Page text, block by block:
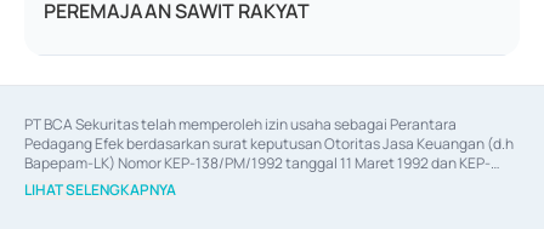
PEREMAJAAN SAWIT RAKYAT
PT BCA Sekuritas telah memperoleh izin usaha sebagai Perantara
Pedagang Efek berdasarkan surat keputusan Otoritas Jasa Keuangan (d.h
Bapepam-LK) Nomor KEP-138/PM/1992 tanggal 11 Maret 1992 dan KEP-
06/D.04/2014 tanggal 28 Februari 2014, izin usaha sebagai Penjamin Emisi
Efek berdasarkan surat keputusan Otoritas Jasa Keuangan Nomor KEP-
LIHAT SELENGKAPNYA